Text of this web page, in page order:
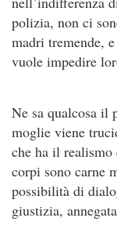
polizia, non ci
madri tremende,
vuole impedire
Ne sa qualcosa il
moglie viene
che ha il realismo
corpi sono carne
possibilità di
giustizia,